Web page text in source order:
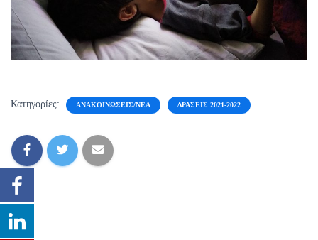
Κατηγορίες: ΑΝΑΚΟΙΝΏΣΕΙΣ/ΝΈΑ ΔΡΆΣΕΙΣ 2021-2022